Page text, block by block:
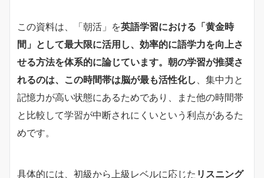
この資料は、「朝活」を英語学習における「黄金時
間」として最大限に活用し、効率的に語学力を向上さ
せる方法を体系的に論じています。朝の学習が推奨さ
れるのは、この時間帯は脳が最も活性化し 、集中力と
記憶力が高い状態にあるためであり、また他の時間帯
と比較して学習が中断されにくいという利点があるた
めです。
具体的には、初級から上級レベルに応じた リスニング